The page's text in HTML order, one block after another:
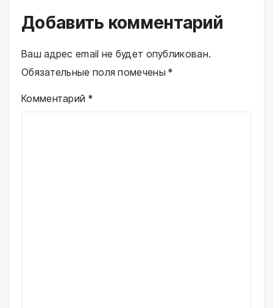
Добавить комментарий
Ваш адрес email не будет опубликован.
Обязательные поля помечены*
Комментарий *